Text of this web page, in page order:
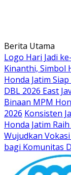
Langsung
ke
konten
Berita Utama
Logo Hari Jadi
Kinanthi, Simbol
Honda Jatim
DBL 2026 East
Binaan MPM
2026 Konsisten
Honda Jatim
Wujudkan
bagi Komunitas